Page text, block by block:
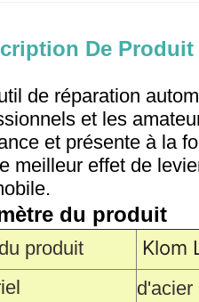
De Produit
de réparation
et les
et présente à la
meilleur effet de
du produit
produit Klom
d'acier